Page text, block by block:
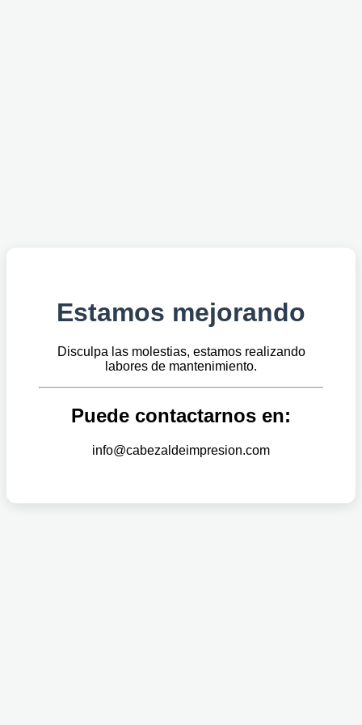
Estamos mejorando
Disculpa las molestias, estamos realizando
labores de mantenimiento.
Puede contactarnos en:
info@cabezaldeimpresion.com